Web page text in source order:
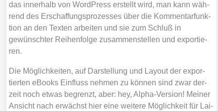
das inner­halb von Word­Press erstellt wird, man kann wäh­
rend des Erschaf­fungs­pro­zes­ses über die Kom­men­tar­funk­
ti­on an den Tex­ten arbei­ten und sie zum Schluß in
gewünsch­ter Rei­hen­fol­ge zusam­men­stel­len und expor­tie­
ren.
Die Mög­lich­kei­ten, auf Dar­stel­lung und Lay­out der expor­
tier­ten eBooks Ein­fluss neh­men zu kön­nen sind zwar der­
zeit noch etwas begrenzt, aber: hey, Alpha-Ver­si­on! Mei­ner
Ansicht nach erwächst hier eine wei­te­re Mög­lich­keit für Lai­